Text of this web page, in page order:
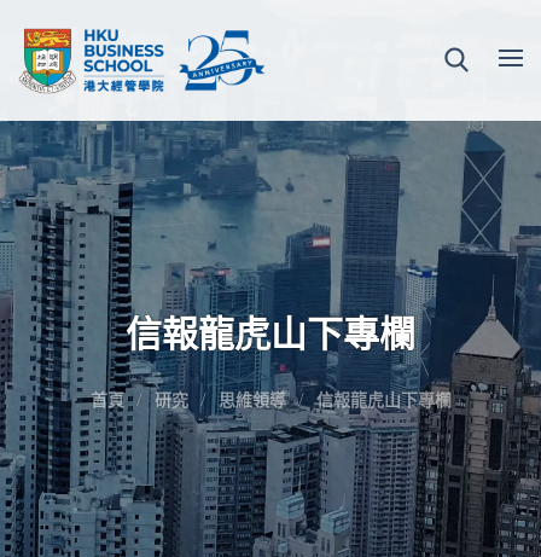
信報龍虎山下專欄
首頁 研究 思維領導 信報龍虎山下專欄